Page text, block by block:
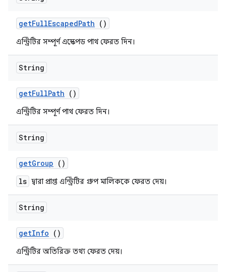
getFullEscapedPath ()
এন্ট্রিটির সম্পূর্ণ এস্কেপড পাথ ফেরত দিন।
String
getFullPath ()
এন্ট্রিটির সম্পূর্ণ পাথ ফেরত দিন।
String
getGroup ()
ls দ্বারা প্রাপ্ত এন্ট্রিটির গ্রুপ মালিককে ফেরত দেয়।
String
getInfo ()
এন্ট্রিটির অতিরিক্ত তথ্য ফেরত দেয়।